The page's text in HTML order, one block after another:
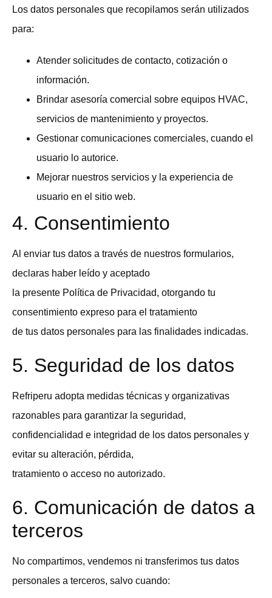
Los datos personales que recopilamos serán utilizados
para:
Atender solicitudes de contacto, cotización o
información.
Brindar asesoría comercial sobre equipos HVAC,
servicios de mantenimiento y proyectos.
Gestionar comunicaciones comerciales, cuando el
usuario lo autorice.
Mejorar nuestros servicios y la experiencia de
usuario en el sitio web.
4. Consentimiento
Al enviar tus datos a través de nuestros formularios,
declaras haber leído y aceptado
la presente Política de Privacidad, otorgando tu
consentimiento expreso para el tratamiento
de tus datos personales para las finalidades indicadas.
5. Seguridad de los datos
Refriperu adopta medidas técnicas y organizativas
razonables para garantizar la seguridad,
confidencialidad e integridad de los datos personales y
evitar su alteración, pérdida,
tratamiento o acceso no autorizado.
6. Comunicación de datos a
terceros
No compartimos, vendemos ni transferimos tus datos
personales a terceros, salvo cuando: